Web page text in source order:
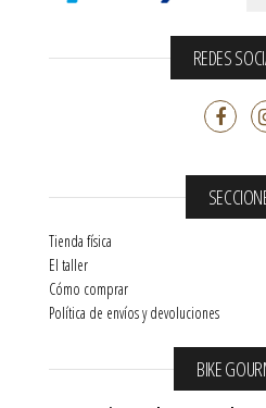
REDES
Tienda física
El taller
Cómo comprar
Política de envíos y devoluciones
BIKE